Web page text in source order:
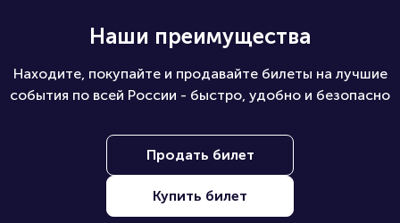
Наши преимущества
Находите, покупайте и продавайте билеты на лучшие
события по всей России - быстро, удобно и безопасно
Продать билет
Купить билет